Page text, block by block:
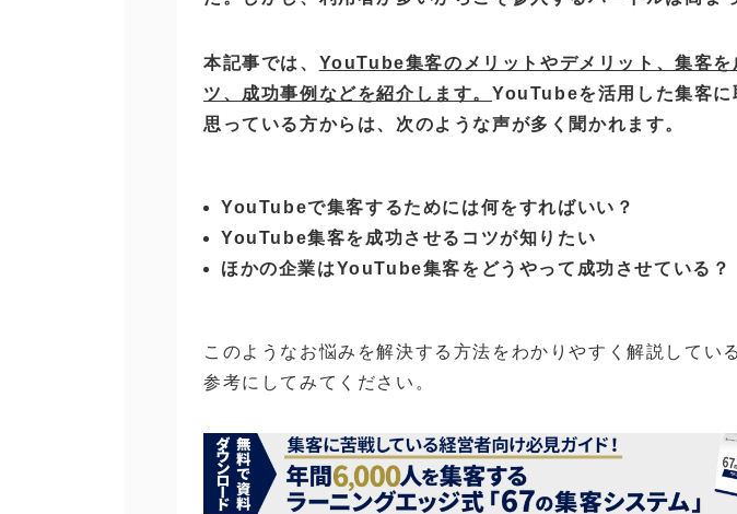
本記事では、 YouTube集客のメリットやデメリット、集客を
ツ、成功事例などを紹介します。 YouTubeを活用した集客に
思っている方からは、次のような声が多く聞かれます。
YouTubeで集客するためには何をすればいい？
YouTube集客を成功させるコツが知りたい
ほかの企業はYouTube集客をどうやって成功させている？
このようなお悩みを解決する方法をわかりやすく解説してい
参考にしてみてください。